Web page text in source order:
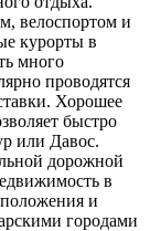
велоспортом и
курорты в
много
проводятся
Хорошее
быстро
или Давос.
дорожной
в
и
городами